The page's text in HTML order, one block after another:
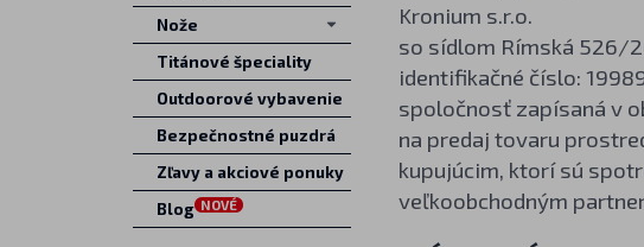
Kronium s.r.o.
so sídlom Rímská 526/
identifikačné číslo:
spoločnosť zapísaná v
na predaj tovaru
kupujúcim, ktorí sú
veľkoobchodným
Nože
Titánové špeciality
Outdoorové vybavenie
Bezpečnostné puzdrá
Zľavy a akciové ponuky
Blog NOVÉ